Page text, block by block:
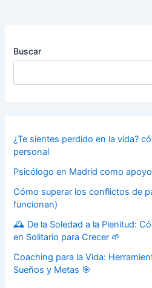
Buscar
¿Te sientes perdido en la vida?
personal
Psicólogo en Madrid como
Cómo superar los conflictos de
funcionan)
🕰️ De la Soledad a la Plenitud:
en Solitario para Crecer 🌱
Coaching para la Vida:
Sueños y Metas 🎯